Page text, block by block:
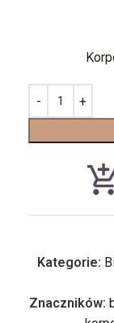
Kategorie:
Znaczników: